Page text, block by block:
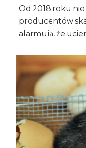
Od 2018 roku
producentów
alarmują, że